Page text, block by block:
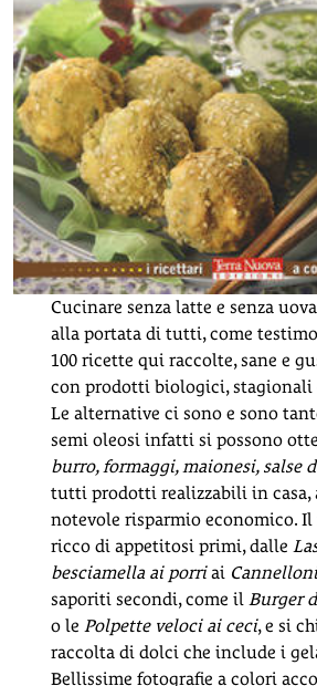
Cucinare senza latte e senza
alla portata di tutti, come
100 ricette qui raccolte, sane e
con prodotti biologici, stagionali
Le alternative ci sono e sono
semi oleosi infatti si possono
burro, formaggi, maionesi, salse
tutti prodotti realizzabili in casa,
notevole risparmio economico.
ricco di appetitosi primi, dalle
besciamella ai porriai
saporiti secondi, come il Burger
o le Polpette veloci ai ceci, e si
raccolta di dolci che include i
Bellissime fotografie a colori